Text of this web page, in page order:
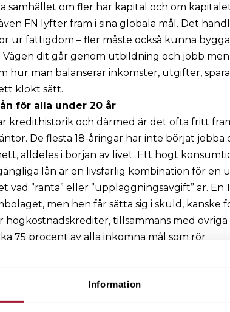
Information
samhället om fler har kapital och om
FN lyfter fram i sina globala mål. Det
ur fattigdom – fler måste också kunna
dit går genom utbildning och jobb
hur man balanserar inkomster, utgifter,
klokt sätt.
för alla under 20 år
kredithistorik och därmed är det ofta fritt
De flesta 18-åringar har inte börjat jobba
alldeles i början av livet. Ett högt
lån är en livsfarlig kombination för en
vad ”ränta” eller ”uppläggningsavgift” är. En
men hen får sätta sig i skuld, kanske
högkostnadskrediter, tillsammans med
75 procent av alla inkomna mål som rör
bör branschen upphöra med att bevilja
bör lagstiftarna agera skyndsamt för ett
under 20 år.